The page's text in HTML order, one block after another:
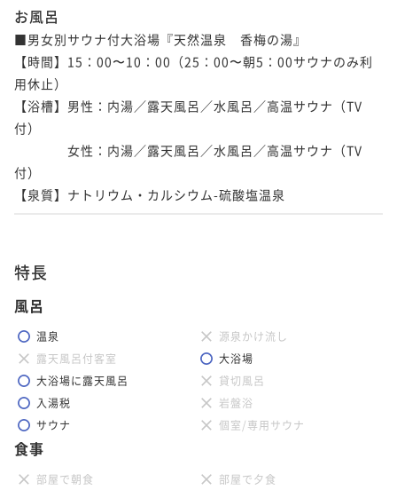
お風呂
■男女別サウナ付大浴場『天然温泉　香梅の湯』
【時間】15：00〜10：00（25：00〜朝5：00サウナのみ利
用休止）
【浴槽】男性：内湯／露天風呂／水風呂／高温サウナ（TV
付）
女性：内湯／露天風呂／水風呂／高温サウナ（TV
付）
【泉質】ナトリウム・カルシウム-硫酸塩温泉
特長
風呂
温泉
源泉かけ流し
露天風呂付客室
大浴場
大浴場に露天風呂
貸切風呂
入湯税
岩盤浴
サウナ
個室/専用サウナ
食事
部屋で朝食 部屋で夕食